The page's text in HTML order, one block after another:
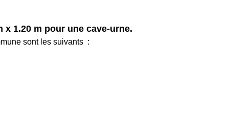
x 1.20 m pour une cave-urne.
sont les suivants :